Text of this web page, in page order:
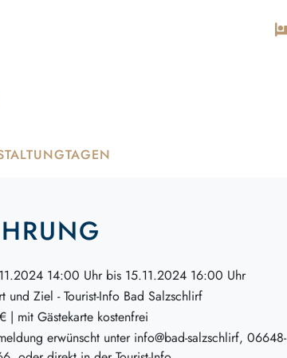
TAGEN
14:00 Uhr bis 15.11.2024 16:00 Uhr
und Ziel - Tourist-Info Bad Salzschlirf
| mit Gästekarte kostenfrei
erwünscht unter info@bad-salzschlirf, 06648-